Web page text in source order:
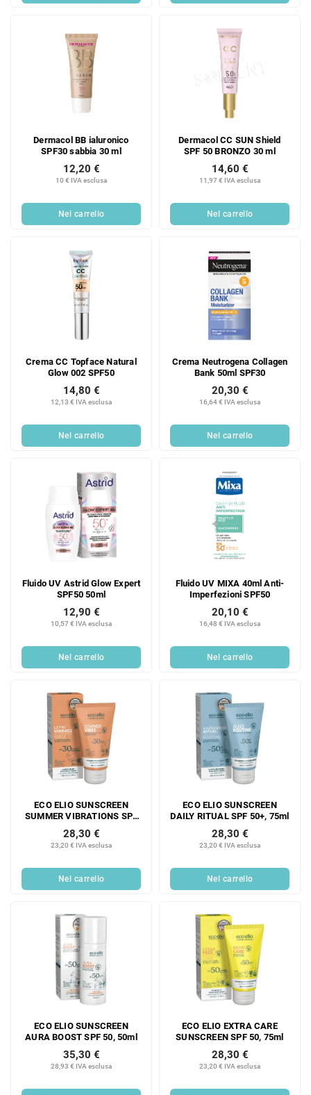
Dermacol BB ialuronico
SPF30 sabbia 30 ml
10 € IVA esclusa
12,20 €
Nel carrello
Dermacol CC SUN Shield
SPF 50 BRONZO 30 ml
11,97 € IVA esclusa
14,60 €
Nel carrello
Crema CC Topface Natural
Glow 002 SPF50
12,13 € IVA esclusa
14,80 €
Nel carrello
Crema Neutrogena Collagen
Bank 50ml SPF30
16,64 € IVA esclusa
20,30 €
Nel carrello
Fluido UV Astrid Glow Expert
SPF50 50ml
10,57 € IVA esclusa
12,90 €
Nel carrello
Fluido UV MIXA 40ml Anti-
Imperfezioni SPF50
16,48 € IVA esclusa
20,10 €
Nel carrello
ECO ELIO SUNSCREEN
SUMMER VIBRATIONS SPF
23,20 € IVA esclusa
28,30 €
Nel carrello
ECO ELIO SUNSCREEN
DAILY RITUAL SPF 50+, 75ml
23,20 € IVA esclusa
28,30 €
Nel carrello
ECO ELIO SUNSCREEN
AURA BOOST SPF 50, 50ml
28,93 € IVA esclusa
35,30 €
ECO ELIO EXTRA CARE
SUNSCREEN SPF 50, 75ml
23,20 € IVA esclusa
28,30 €